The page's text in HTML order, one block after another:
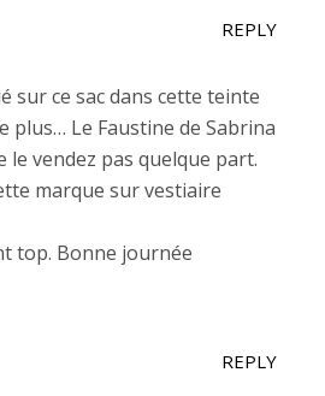
REPLY
sur ce sac dans cette teinte
plus… Le Faustine de Sabrina
le vendez pas quelque part.
marque sur vestiaire
top. Bonne journée
REPLY